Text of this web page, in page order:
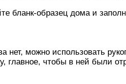
бланк-образец дома и
нет, можно использовать
главное, чтобы в ней были